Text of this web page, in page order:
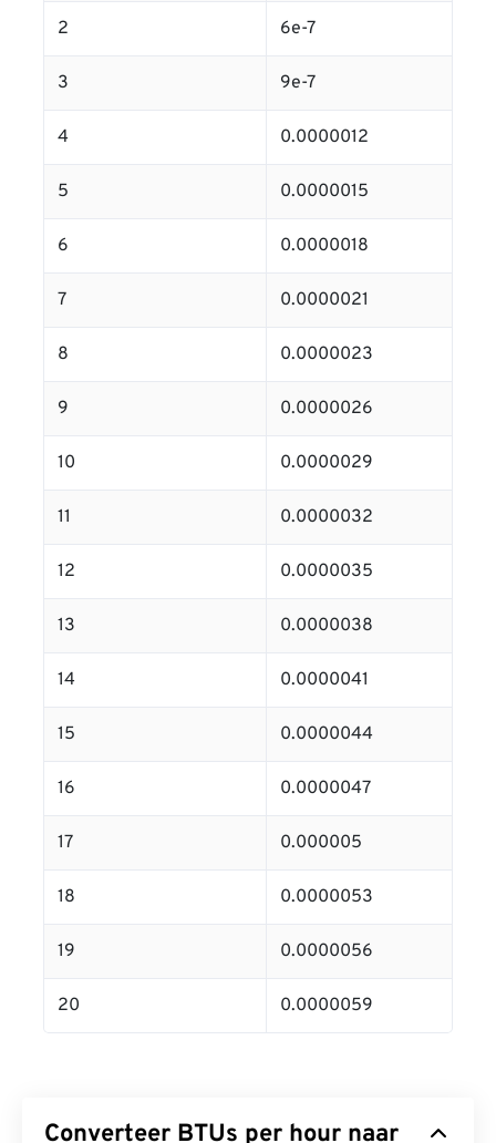
2 6e-7
3 9e-7
4 0.0000012
5 0.0000015
6 0.0000018
7 0.0000021
8 0.0000023
9 0.0000026
10 0.0000029
11 0.0000032
12 0.0000035
13 0.0000038
14 0.0000041
15 0.0000044
16 0.0000047
17 0.000005
18 0.0000053
19 0.0000056
20 0.0000059
Converteer BTUs per hour naar